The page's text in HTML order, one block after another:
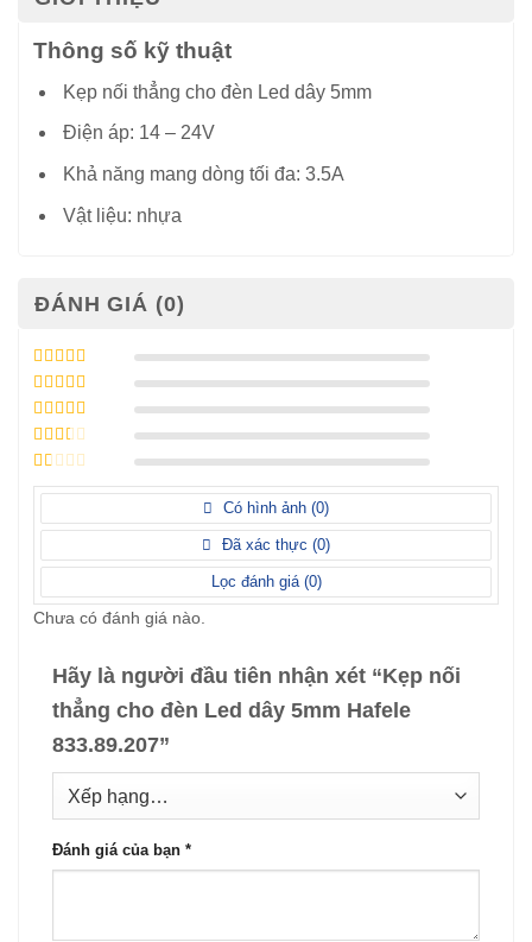
Thông số kỹ thuật
Kẹp nối thẳng cho đèn Led dây 5mm
Điện áp: 14 – 24V
Khả năng mang dòng tối đa: 3.5A
Vật liệu: nhựa
ĐÁNH GIÁ (0)
Được xếp
hạng55 sao
Được xếp
hạng45
sao
Được
xếp
hạng3
5 sao
Được
hạng
sao
Được
hạng
1
sao
Có hình ảnh (0)
Đã xác thực (0)
Lọc đánh giá (0)
Chưa có đánh giá nào.
Hãy là người đầu tiên nhận xét “Kẹp nối
thẳng cho đèn Led dây 5mm Hafele
833.89.207”
Đánh giá của bạn *